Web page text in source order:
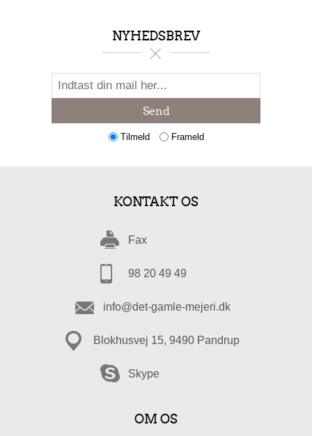
NYHEDSBREV
Send
Tilmeld Frameld
KONTAKT OS
Fax
98 20 49 49
info@det-gamle-mejeri.dk
Blokhusvej 15, 9490 Pandrup
Skype
OM OS